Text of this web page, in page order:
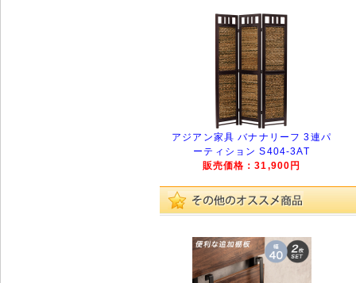
アジアン家具 バナナリーフ 3連パ
ーティション S404-3AT
販売価格：31,900円